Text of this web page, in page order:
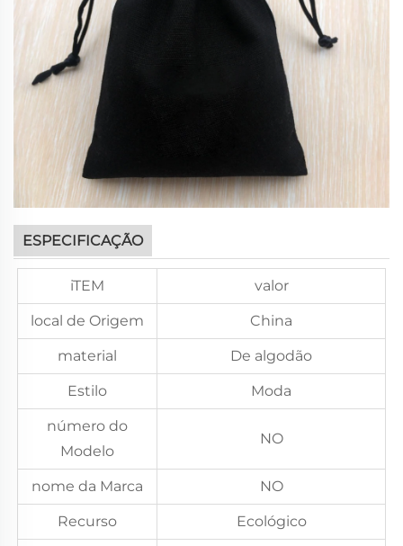
ESPECIFICAÇÃO
iTEM valor
local de Origem China
material De algodão
Estilo Moda
número do
Modelo
NO
nome da Marca NO
Recurso Ecológico